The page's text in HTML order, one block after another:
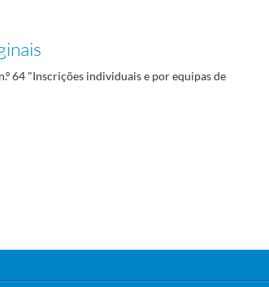
64 "Inscrições individuais e por equipas de